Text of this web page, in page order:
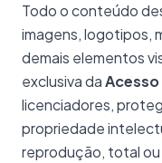
Todo o conteúdo
imagens, logotipos,
demais elementos
exclusiva daAcesso
licenciadores,
propriedade
reprodução, total ou